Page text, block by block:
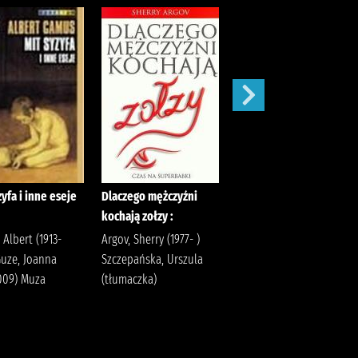
i inne eseje
Albert (1913-
Joanna
Muza
Dlaczego mężczyźni
kochają zołzy :
Argov, Sherry (1977- )
Szczepańska, Urszula
(tłumaczka)